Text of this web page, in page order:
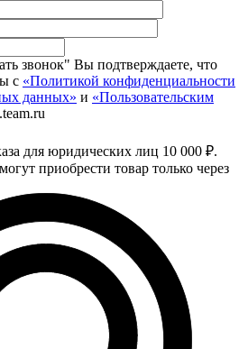
звонок" Вы подтверждаете, что
с «Политикой конфиденциальности
данных» и «Пользовательским
для юридических лиц 10 000 ₽.
приобрести товар только через